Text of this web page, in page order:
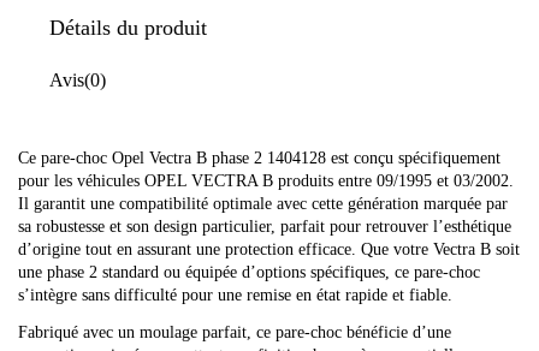
Détails du produit
Avis(0)
Ce pare-choc Opel Vectra B phase 2 1404128 est conçu spécifiquement
pour les véhicules OPEL VECTRA B produits entre 09/1995 et 03/2002.
Il garantit une compatibilité optimale avec cette génération marquée par
sa robustesse et son design particulier, parfait pour retrouver l’esthétique
d’origine tout en assurant une protection efficace. Que votre Vectra B soit
une phase 2 standard ou équipée d’options spécifiques, ce pare-choc
s’intègre sans difficulté pour une remise en état rapide et fiable.
Fabriqué avec un moulage parfait, ce pare-choc bénéficie d’une